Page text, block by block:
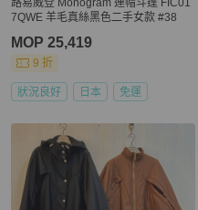
路易威登 Monogram 連帽斗篷 FIC01
7QWE 羊毛真絲黑色二手女款 #38
MOP 25,419
9 折
狀況良好 日本 免運